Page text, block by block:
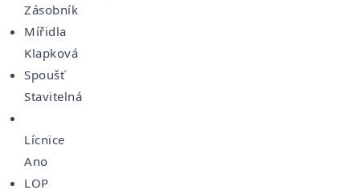
Zásobník
Mířidla
Klapková
Spoušť
Stavitelná
Lícnice
Ano
LOP